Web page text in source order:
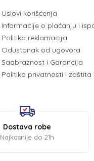
Uslovi korišćenja
Informacije o plaćanju i
Politika reklamacija
Odustanak od ugovora
Saobraznost i Garancija
Politika privatnosti i
Dostava robe
Najkasnije do 21h